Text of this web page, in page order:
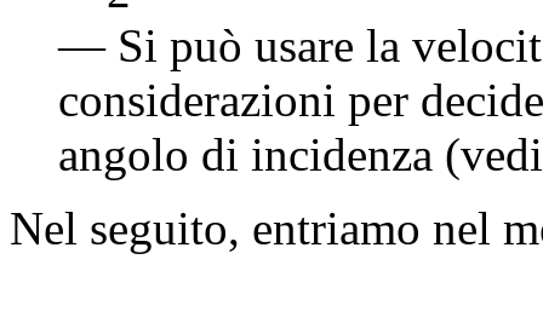
— Si può usare la
considerazioni per
angolo di incidenza
Nel seguito, entriamo nel